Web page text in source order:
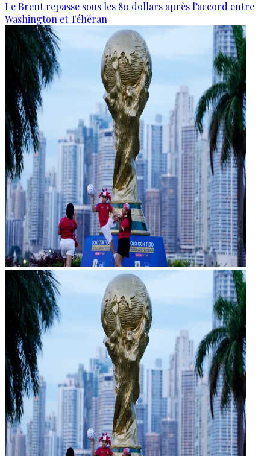
Le Brent repasse sous les 80 dollars après l’accord entre
Washington et Téhéran